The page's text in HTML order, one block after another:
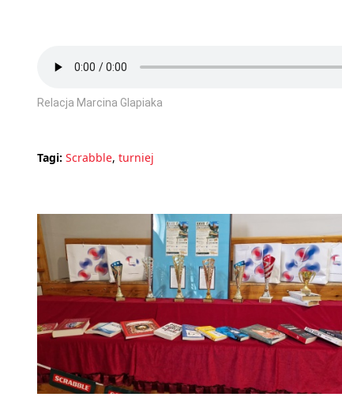
Relacja Marcina Glapiaka
Tagi: Scrabble, turniej